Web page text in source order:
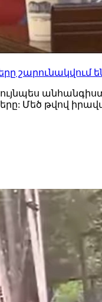
շարունակվում
Մեծ թվով